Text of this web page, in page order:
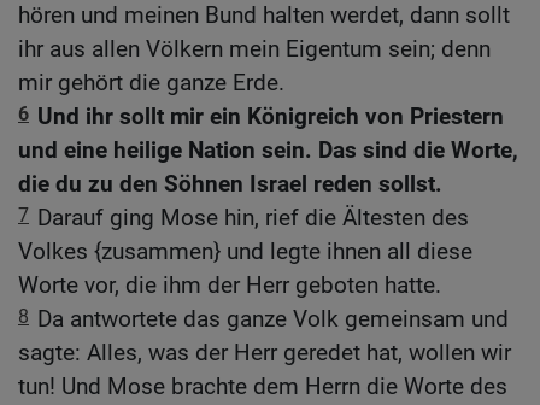
hören und meinen Bund halten werdet, dann sollt
ihr aus allen Völkern mein Eigentum sein; denn
mir gehört die ganze Erde.
6 Und ihr sollt mir ein Königreich von Priestern
und eine heilige Nation sein. Das sind die Worte,
die du zu den Söhnen Israel reden sollst.
7 Darauf ging Mose hin, rief die Ältesten des
Volkes {zusammen} und legte ihnen all diese
Worte vor, die ihm der Herr geboten hatte.
8 Da antwortete das ganze Volk gemeinsam und
sagte: Alles, was der Herr geredet hat, wollen wir
tun! Und Mose brachte dem Herrn die Worte des